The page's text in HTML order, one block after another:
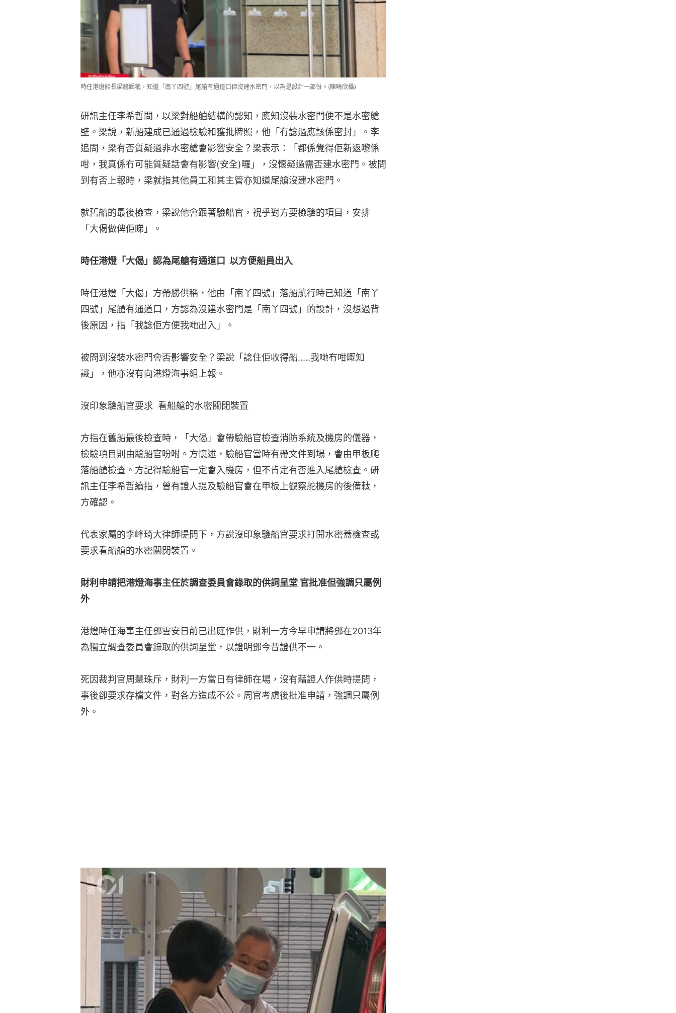
時任港燈船長梁鏡輝稱，知道「南丫四號」尾艙有通道口但沒建水密門，以為是設計一部份。(陳曉欣攝)
研訊主任李希哲問，以梁對船舶結構的認知，應知沒裝水密門便不是水密艙
壁。梁說，新船建成已通過檢驗和獲批牌照，他「冇諗過應該係密封」。李
追問，梁有否質疑過非水密艙會影響安全？梁表示：「都係覺得佢新返嚟係
咁，我真係冇可能質疑話會有影響(安全)囉」，沒懷疑過需否建水密門。被問
到有否上報時，梁就指其他員工和其主管亦知道尾艙沒建水密門。
就舊船的最後檢查，梁說他會跟著驗船官，視乎對方要檢驗的項目，安排
「大偈做俾佢睇」。
時任港燈「大偈」認為尾艙有通道口  以方便船員出入
時任港燈「大偈」方帶勝供稱，他由「南丫四號」落船航行時已知道「南丫
四號」尾艙有通道口，方認為沒建水密門是「南丫四號」的設計，沒想過背
後原因，指「我諗佢方便我哋出入」。
被問到沒裝水密門會否影響安全？梁說「諗住佢收得船.....我哋冇咁嘅知
識」，他亦沒有向港燈海事組上報。
沒印象驗船官要求  看船艙的水密關閉裝置
方指在舊船最後檢查時，「大偈」會帶驗船官檢查消防系統及機房的儀器，
檢驗項目則由驗船官吩咐。方憶述，驗船官當時有帶文件到場，會由甲板爬
落船艙檢查。方記得驗船官一定會入機房，但不肯定有否進入尾艙檢查。研
訊主任李希哲續指，曾有證人提及驗船官會在甲板上觀察舵機房的後備軚，
方確認。
代表家屬的李峰琦大律師提問下，方說沒印象驗船官要求打開水密蓋檢查或
要求看船艙的水密關閉裝置。
財利申請把港燈海事主任於調查委員會錄取的供詞呈堂 官批准但強調只屬例
外
港燈時任海事主任鄧雲安日前已出庭作供，財利一方今早申請將鄧在2013年
為獨立調查委員會錄取的供詞呈堂，以證明鄧今昔證供不一。
死因裁判官周慧珠斥，財利一方當日有律師在場，沒有藉證人作供時提問，
事後卻要求存檔文件，對各方造成不公。周官考慮後批准申請，強調只屬例
外。